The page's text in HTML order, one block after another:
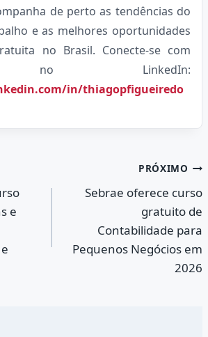
de perto as tendências do
e as melhores oportunidades
no Brasil. Conecte-se com
no LinkedIn:
in/thiagopfigueiredo
e
PRÓXIMO
Sebrae oferece curso
gratuito de
Contabilidade para
Pequenos Negócios em
2026